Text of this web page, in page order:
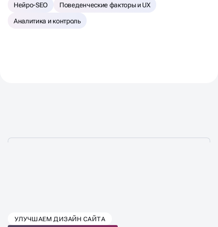
Нейро-SEO Поведенческие факторы и UX
Аналитика и контроль
ВЫБЕРИТЕ ТАРИФ SEO-
УЛУЧШАЕМ ДИЗАЙН САЙТА